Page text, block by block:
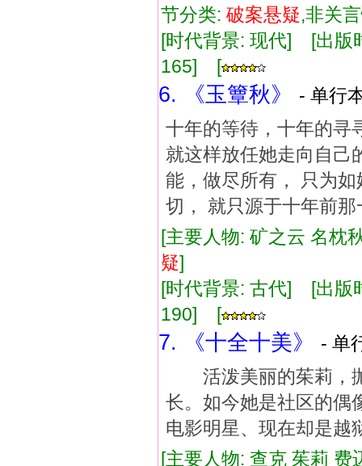
节分类: 破案悬疑,非关
[时代背景: 现代] [出
165] [
6. 《玉簟秋》
- 单行
十年的等待，十年的
就这样放任她走向自己
能，做尽所有， 只为
切， 就只源于十年前
[主要人物: 矿之云 名
疑]
[时代背景: 古代] [出
190] [
7. 《十全十美》
- 单
活泼美丽的茱莉，抛
长。如今她是社区的偶
电影明星、现在却是越
[主要人物: 查克 茱莉